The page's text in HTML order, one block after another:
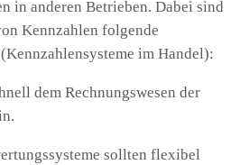
in anderen Betrieben. Dabei sind
Kennzahlen folgende
im Handel):
dem Rechnungswesen der
sollten flexibel